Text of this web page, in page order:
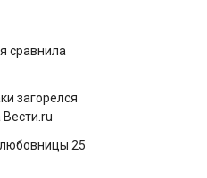
сравнила
загорелся
Вести.ru
25